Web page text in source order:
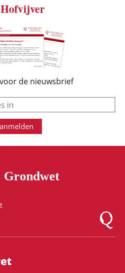
de nieuwsbrief
e-mail
Grondwet
Logo